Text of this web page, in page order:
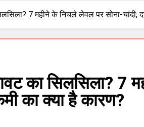
7 महीने के न‍िचले लेवल पर सोना-चांदी;
का स‍िलस‍िला? 7
का क्‍या है कारण?